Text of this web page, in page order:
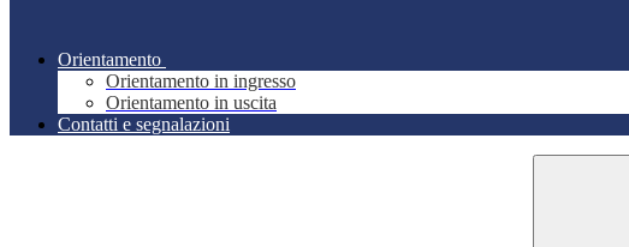
Orientamento
Orientamento in ingresso
Orientamento in uscita
Contatti e segnalazioni